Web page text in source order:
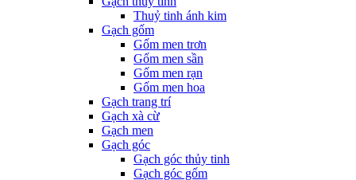
Thuỷ tinh ánh kim
Gạch gốm
Gốm men trơn
Gốm men sần
Gốm men rạn
Gốm men hoa
Gạch trang trí
Gạch xà cừ
Gạch men
Gạch góc
Gạch góc thủy tinh
Gạch góc gốm